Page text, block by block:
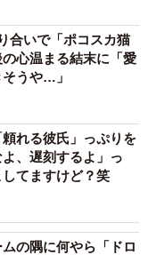
合いで「ポコスカ猫
心温まる結末に「愛
うや…」
頼れる彼氏」っぷりを
、遅刻するよ」っ
てますけど？笑
の隅に何やら「ドロ